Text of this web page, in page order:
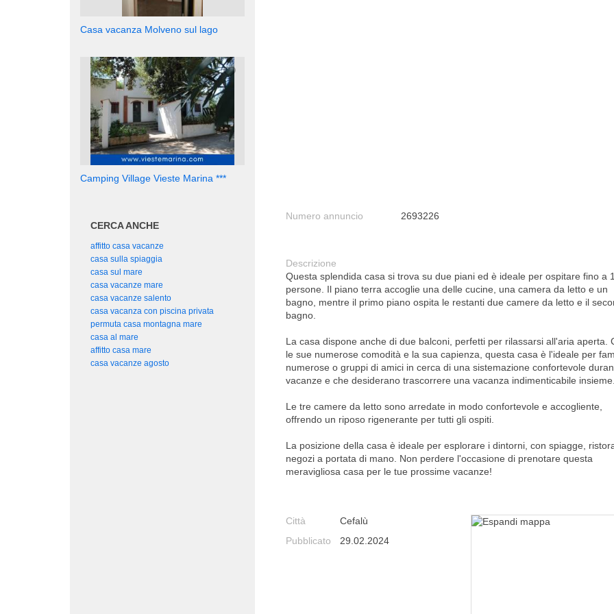
Numero annuncio 2693226
Descrizione
Questa splendida casa si trova su due piani ed è ideale per ospitare fino a
persone. Il piano terra accoglie una delle cucine, una camera da letto e un
bagno, mentre il primo piano ospita le restanti due camere da letto e il
bagno.
La casa dispone anche di due balconi, perfetti per rilassarsi all'aria aperta.
le sue numerose comodità e la sua capienza, questa casa è l'ideale per
numerose o gruppi di amici in cerca di una sistemazione confortevole
vacanze e che desiderano trascorrere una vacanza indimenticabile insieme.
Le tre camere da letto sono arredate in modo confortevole e accogliente,
offrendo un riposo rigenerante per tutti gli ospiti.
La posizione della casa è ideale per esplorare i dintorni, con spiagge,
negozi a portata di mano. Non perdere l'occasione di prenotare questa
meravigliosa casa per le tue prossime vacanze!
Città
Cefalù
Pubblicato
29.02.2024
Casa vacanza Molveno sul lago
Camping Village Vieste Marina ***
CERCA ANCHE
affitto casa vacanze
casa sulla spiaggia
casa sul mare
casa vacanze mare
casa vacanze salento
casa vacanza con piscina privata
permuta casa montagna mare
casa al mare
affitto casa mare
casa vacanze agosto